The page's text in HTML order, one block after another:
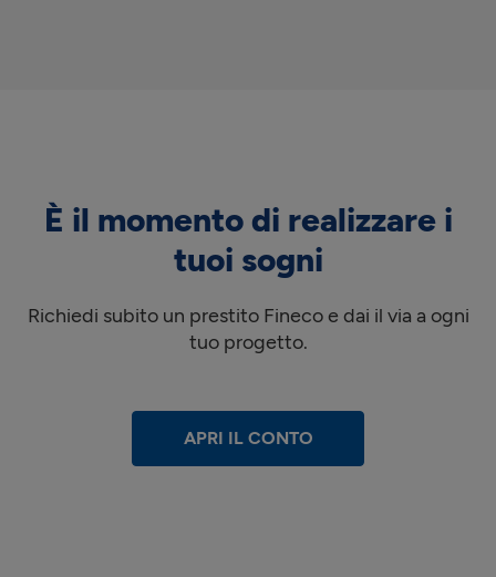
È il momento di realizzare i
tuoi sogni
Richiedi subito un prestito Fineco e dai il via a ogni
tuo progetto.
APRI IL CONTO